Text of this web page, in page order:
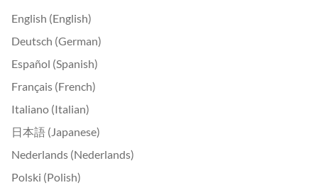
English (English)
Deutsch (German)
Español (Spanish)
Français (French)
Italiano (Italian)
日本語 (Japanese)
Nederlands (Nederlands)
Polski (Polish)